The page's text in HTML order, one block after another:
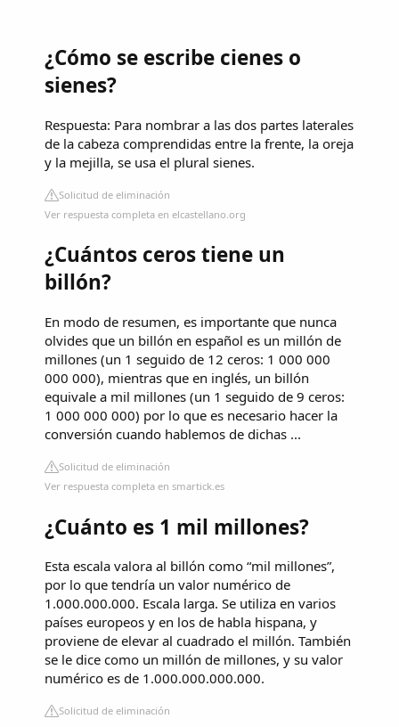
¿Cómo se escribe cienes o
sienes?
Respuesta: Para nombrar a las dos partes laterales
de la cabeza comprendidas entre la frente, la oreja
y la mejilla, se usa el plural sienes.
Solicitud de eliminación
Ver respuesta completa en elcastellano.org
¿Cuántos ceros tiene un
billón?
En modo de resumen, es importante que nunca
olvides que un billón en español es un millón de
millones (un 1 seguido de 12 ceros: 1 000 000
000 000), mientras que en inglés, un billón
equivale a mil millones (un 1 seguido de 9 ceros:
1 000 000 000) por lo que es necesario hacer la
conversión cuando hablemos de dichas ...
Solicitud de eliminación
Ver respuesta completa en smartick.es
¿Cuánto es 1 mil millones?
Esta escala valora al billón como “mil millones”,
por lo que tendría un valor numérico de
1.000.000.000. Escala larga. Se utiliza en varios
países europeos y en los de habla hispana, y
proviene de elevar al cuadrado el millón. También
se le dice como un millón de millones, y su valor
numérico es de 1.000.000.000.000.
Solicitud de eliminación